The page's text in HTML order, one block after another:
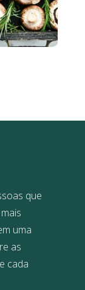
que
uma
as
cada